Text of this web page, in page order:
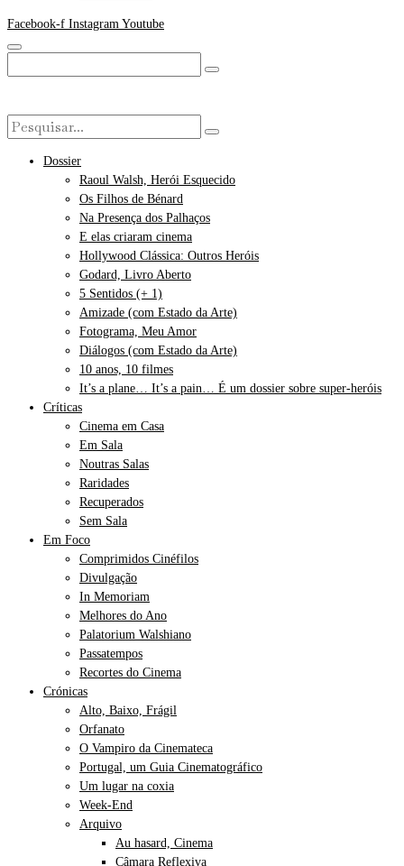
Facebook-f Instagram Youtube
Dossier
Raoul Walsh, Herói Esquecido
Os Filhos de Bénard
Na Presença dos Palhaços
E elas criaram cinema
Hollywood Clássica: Outros Heróis
Godard, Livro Aberto
5 Sentidos (+ 1)
Amizade (com Estado da Arte)
Fotograma, Meu Amor
Diálogos (com Estado da Arte)
10 anos, 10 filmes
It’s a plane… It’s a pain… É um dossier sobre super-heróis
Críticas
Cinema em Casa
Em Sala
Noutras Salas
Raridades
Recuperados
Sem Sala
Em Foco
Comprimidos Cinéfilos
Divulgação
In Memoriam
Melhores do Ano
Palatorium Walshiano
Passatempos
Recortes do Cinema
Crónicas
Alto, Baixo, Frágil
Orfanato
O Vampiro da Cinemateca
Portugal, um Guia Cinematográfico
Um lugar na coxia
Week-End
Arquivo
Au hasard, Cinema
Câmara Reflexiva